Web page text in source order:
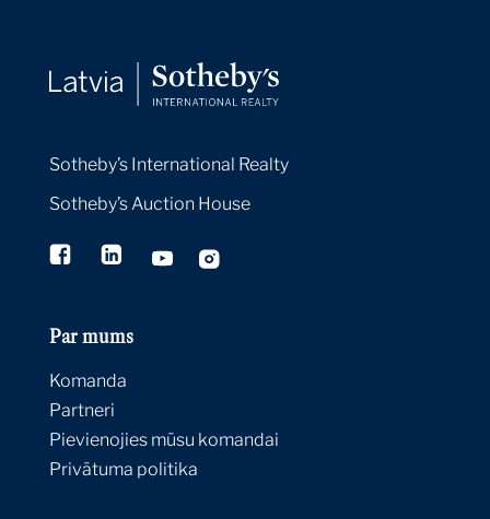
Sotheby’s International Realty
Sotheby’s Auction House
Par mums
Komanda
Partneri
Pievienojies mūsu komandai
Privātuma politika